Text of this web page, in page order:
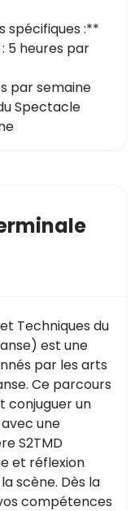
spécifiques :**
5 heures par
par semaine
Spectacle
Techniques du
est une
par les arts
Ce parcours
conjuguer un
une
S2TMD
et réflexion
scène. Dès la
compétences